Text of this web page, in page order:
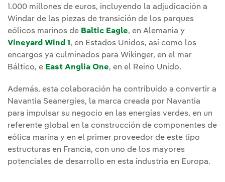
1.000 millones de euros, incluyendo la adjudicación a
Windar de las piezas de transición de los parques
eólicos marinos de Baltic Eagle, en Alemania y
Vineyard Wind 1 , en Estados Unidos, así como los
encargos ya culminados para Wikinger, en el mar
Báltico, e East Anglia One, en el Reino Unido.
Además, esta colaboración ha contribuido a convertir a
Navantia Seanergies, la marca creada por Navantia
para impulsar su negocio en las energías verdes, en un
referente global en la construcción de componentes de
eólica marina y en el primer proveedor de este tipo
estructuras en Francia, con uno de los mayores
potenciales de desarrollo en esta industria en Europa.